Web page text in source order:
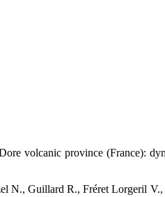
volcanic province (France):
N., Guillard R., Fréret Lorgeril